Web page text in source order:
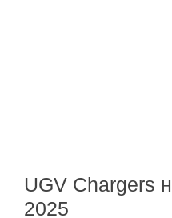
UGV Chargers
2025